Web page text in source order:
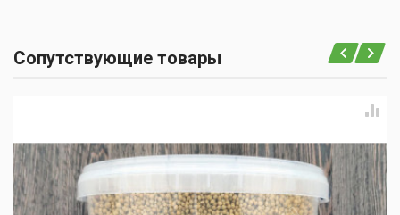
Сопутствующие товары